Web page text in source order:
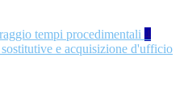
tempi procedimentali 4
e acquisizione d'ufficio